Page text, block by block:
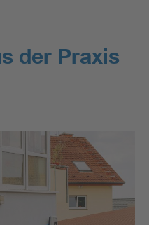
der Praxis